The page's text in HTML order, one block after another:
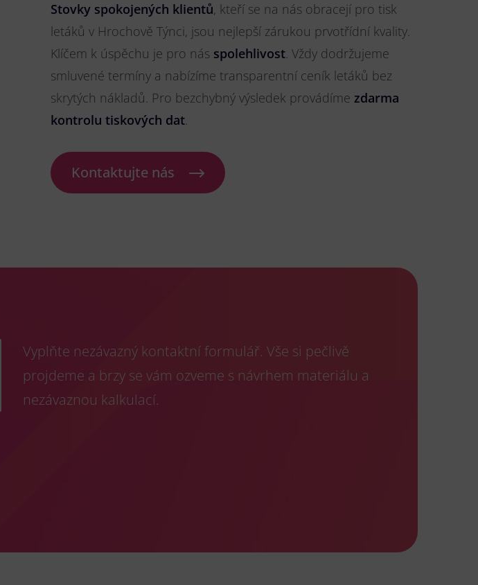
Stovky spokojených klientů, kteří se na nás obracejí pro tisk
letáků v Hrochově Týnci, jsou nejlepší zárukou prvotřídní kvality.
Klíčem k úspěchu je pro nás spolehlivost. Vždy dodržujeme
smluvené termíny a nabízíme transparentní ceník letáků bez
skrytých nákladů. Pro bezchybný výsledek provádíme zdarma
kontrolu tiskových dat.
Kontaktujte nás
Vyplňte nezávazný kontaktní formulář. Vše si pečlivě
projdeme a brzy se vám ozveme s návrhem materiálu a
nezávaznou kalkulací.